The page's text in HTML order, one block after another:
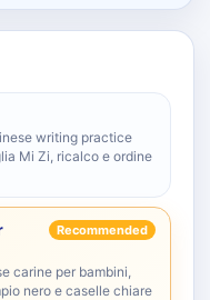
writing practice
Mi Zi, ricalco e ordine
Recommended
carine per bambini,
nero e caselle chiare